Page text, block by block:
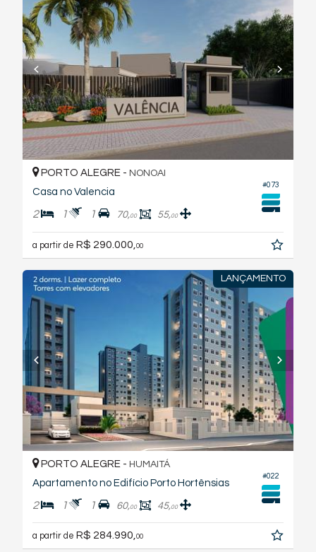
#073
PORTO ALEGRE - NONOAI
Casa no Valencia
2 1 1 70,00 55,00
a partir de R$ 290.000, 00
LANÇAMENTO
#022
PORTO ALEGRE - HUMAITÁ
Apartamento no Edifício Porto Hortênsias
2 1 1 60,00 45,00
a partir de R$ 284.990,00